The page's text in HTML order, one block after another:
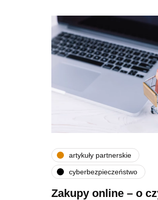
artykuły partnerskie
cyberbezpieczeństwo
Zakupy online – o